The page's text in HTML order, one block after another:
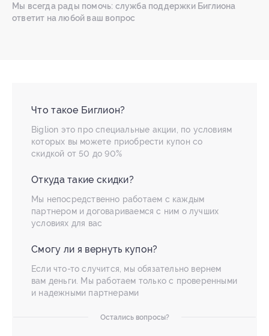
Мы всегда рады помочь: служба поддержки Биглиона
ответит на любой ваш вопрос
Что такое Биглион?
Biglion это про специальные акции, по условиям
которых вы можете приобрести купон со
скидкой от 50 до 90%
Откуда такие скидки?
Мы непосредственно работаем с каждым
партнером и договариваемся с ним о лучших
условиях для вас
Смогу ли я вернуть купон?
Если что-то случится, мы обязательно вернем
вам деньги. Мы работаем только с проверенными
и надежными партнерами
Остались вопросы?